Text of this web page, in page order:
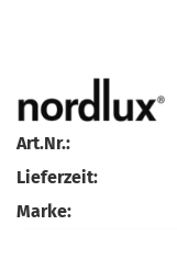
Art.Nr.:
Lieferzeit:
Marke: